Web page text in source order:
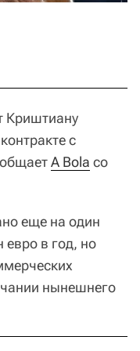
Криштиану
с
A Bola со
еще на один
в год, но
нынешнего